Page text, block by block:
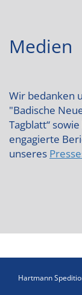
Medien
Wir bedanken
"Badische
Tagblatt“
engagierte
unseres
Hartmann